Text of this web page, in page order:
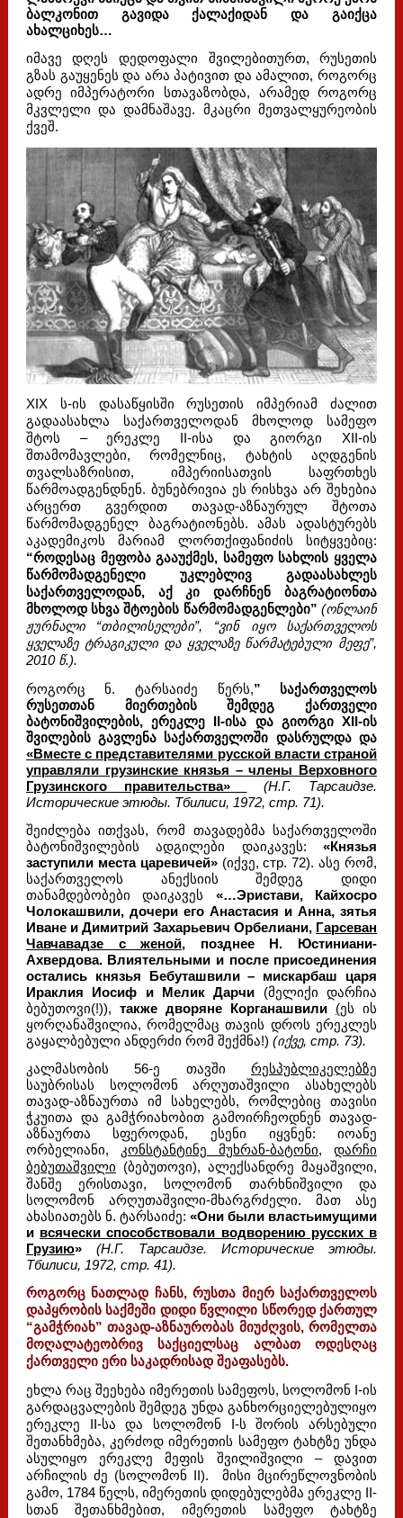
ბალკონით გავიდა ქალაქიდან და გაიქცა
ახალციხეს…
იმავე დღეს დედოფალი შვილებითურთ, რუსეთის
გზას გაუყენეს და არა პატივით და ამალით, როგორც
ადრე იმპერატორი სთავაზობდა, არამედ როგორც
მკვლელი და დამნაშავე. მკაცრი მეთვალყურეობის
ქვეშ.
XIX ს-ის დასაწყისში რუსეთის იმპერიამ ძალით
გადაასახლა საქართველოდან მხოლოდ სამეფო
შტოს – ერეკლე II-ისა და გიორგი XII-ის
შთამომავლები, რომელნიც, ტახტის აღდგენის
თვალსაზრისით, იმპერიისათვის საფრთხეს
წარმოადგენდნენ. ბუნებრივია ეს რისხვა არ შეხებია
არცერთ გვერდით თავად-აზნაურულ შტოთა
წარმომადგენელ ბაგრატიონებს. ამას ადასტურებს
აკადემიკოს მარიამ ლორთქიფანიძის სიტყვებიც:
“როდესაც მეფობა გააუქმეს, სამეფო სახლის ყველა
წარმომადგენელი უკლებლივ გადაასახლეს
საქართველოდან, აქ კი დარჩნენ ბაგრატიონთა
მხოლოდ სხვა შტოების წარმომადგენლები” (ონლაინ
ჟურნალი “თბილისელები”, “ვინ იყო საქართველოს
ყველაზე ტრაგიკული და ყველაზე წარმატებული მეფე”,
2010 წ.).
როგორც ნ. ტარსაიძე წერს,” საქართველოს
რუსეთთან მიერთების შემდეგ ქართველი
ბატონიშვილების, ერეკლე II-ისა და გიორგი XII-ის
შვილების გავლენა საქართველოში დასრულდა და
«Вместе с представителями русской власти страной
управляли грузинские князья – члены Верховного
Грузинского правительства»
(Н.Г. Тарсаидзе.
Исторические этюды. Тбилиси, 1972, стр. 71).
შეიძლება ითქვას, რომ თავადებმა საქართველოში
ბატონიშვილების ადგილები დაიკავეს:«Князья
заступили места царевичей»(იქვე, стр. 72). ასე რომ,
საქართველოს ანექსიის შემდეგ დიდი
თანამდებობები დაიკავეს «…Эристави, Кайхосро
Чолокашвили, дочери его Анастасия и Анна, зятья
Иване и Димитрий Захарьевич Орбелиани, Гарсеван
Чавчавадзе с женой, позднее Н. Юстиниани-
Ахвердова. Влиятельными и после присоединения
остались князья Бебуташвили – мискарбаш царя
Ираклия Иосиф и Мелик Дарчи (მელიქი დარჩია
ბებუთოვი(!)), также дворяне Корганашвили (ეს ის
ყორღანაშვილია, რომელმაც თავის დროს ერეკლეს
გაყალბებული ანდერძი რომ შექმნა!) (იქვე, стр. 73).
კალმასობის 56-ე თავშირესპუბლიკელებზე
საუბრისას სოლომონ არღუთაშვილი ასახელებს
თავად-აზნაურთა იმ სახელებს, რომლებიც თავისი
ჭკუითა და გამჭრიახობით გამოირჩეოდნენ თავად-
აზნაურთა სფეროდან, ესენი იყვნენ: იოანე
ორბელიანი, კონსტანტინე მუხრან-ბატონი,დარჩი
ბებუთაშვილი
(ბებუთოვი), ალექსანდრე მაყაშვილი,
შანშე ერისთავი, სოლომონ თარხნიშვილი და
სოლომონ არღუთაშვილი-მხარგრძელი. მათ ასე
ახასიათებს ნ. ტარსაიძე: «Они были властьимущими
и всячески способствовали водворению русских в
Грузию» (Н.Г. Тарсаидзе. Исторические этюды.
Тбилиси, 1972, стр. 41).
როგორც ნათლად ჩანს, რუსთა მიერ საქართველოს
დაპყრობის საქმეში დიდი წვლილი სწორედ ქართულ
“გამჭრიახ” თავად-აზნაურობას მიუძღვის, რომელთა
მოღალატეობრივ საქციელსაც ალბათ ოდესღაც
ქართველი ერი საკადრისად შეაფასებს.
ეხლა რაც შეეხება იმერეთის სამეფოს, სოლომონ I-ის
გარდაცვალების შემდეგ უნდა განხორციელებულიყო
ერეკლე II-სა და სოლომონ I-ს შორის არსებული
შეთანხმება, კერძოდ იმერეთის სამეფო ტახტზე უნდა
ასულიყო ერეკლე მეფის შვილიშვილი – დავით
არჩილის ძე (სოლომონ II). მისი მცირეწლოვნობის
გამო, 1784 წელს, იმერეთის დიდებულებმა ერეკლე II-
სთან შეთანხმებით, იმერეთის სამეფო ტახტზე